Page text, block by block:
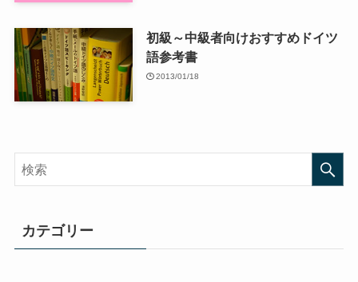
初級～中級者向けおすすめドイツ
語参考書
2013/01/18
カテゴリー